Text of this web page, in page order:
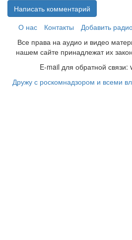
Написать комментарий
О нас
Контакты Добавить
Все права на аудио и видео
нашем сайте принадлежат их
E-mail для обратной
Дружу с роскомнадзором и всеми